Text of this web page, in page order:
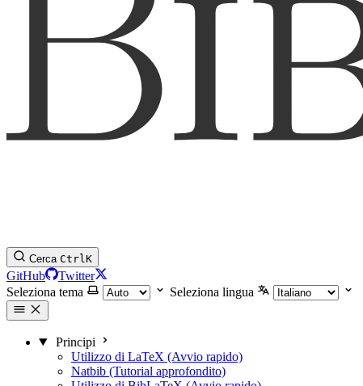
Cerca CtrlK
GitHub
Twitter
Seleziona tema
Seleziona lingua
Principi
Utilizzo di LaTeX (Avvio rapido)
Natbib (Tutorial approfondito)